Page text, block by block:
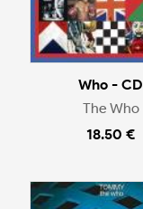
Who - CD
The Who
18.50 €